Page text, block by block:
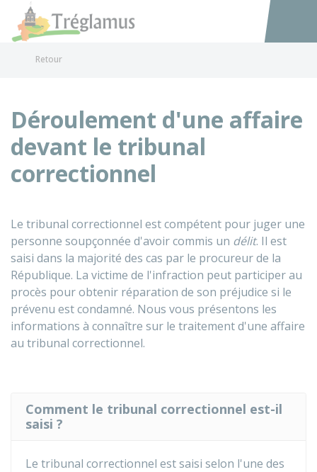
Accéder
Retour
Déroulement d'une affaire
devant le tribunal
correctionnel
Le tribunal correctionnel est compétent pour juger une
personne soupçonnée d'avoir commis un délit. Il est
saisi dans la majorité des cas par le procureur de la
République. La victime de l'infraction peut participer au
procès pour obtenir réparation de son préjudice si le
prévenu est condamné. Nous vous présentons les
informations à connaître sur le traitement d'une affaire
au tribunal correctionnel.
Comment le tribunal correctionnel est-il
saisi ?
Le tribunal correctionnel est saisi selon l'une des